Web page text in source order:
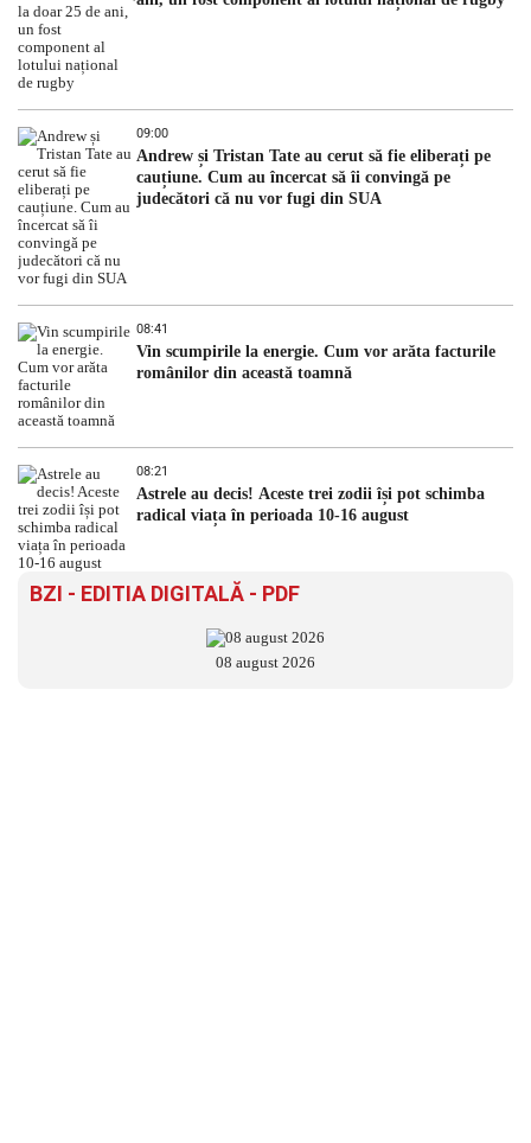
09:00
Andrew și Tristan Tate au cerut să fie eliberați pe
cauțiune. Cum au încercat să îi convingă pe
judecători că nu vor fugi din SUA
08:41
Vin scumpirile la energie. Cum vor arăta facturile
românilor din această toamnă
08:21
Astrele au decis! Aceste trei zodii își pot schimba
radical viața în perioada 10-16 august
BZI - EDITIA DIGITALĂ - PDF
08 august 2026